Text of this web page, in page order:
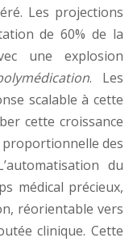
Les projections
de 60% de la
une explosion
. Les
scalable à cette
cette croissance
des
du
médical précieux,
réorientable vers
clinique. Cette